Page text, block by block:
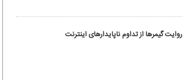
روایت گیمرها از تداوم ناپایدارهای اینترنت